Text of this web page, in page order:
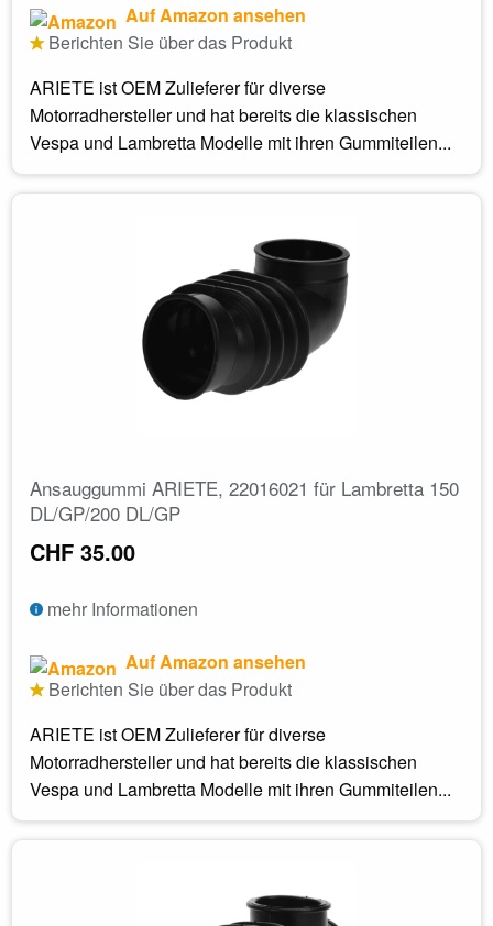
Auf Amazon ansehen
Berichten Sie über das Produkt
ARIETE ist OEM Zulieferer für diverse
Motorradhersteller und hat bereits die klassischen
Vespa und Lambretta Modelle mit ihren Gummiteilen...
Ansauggummi ARIETE, 22016021 für Lambretta 150
DL/GP/200 DL/GP
CHF 35.00
mehr Informationen
Auf Amazon ansehen
Berichten Sie über das Produkt
ARIETE ist OEM Zulieferer für diverse
Motorradhersteller und hat bereits die klassischen
Vespa und Lambretta Modelle mit ihren Gummiteilen...